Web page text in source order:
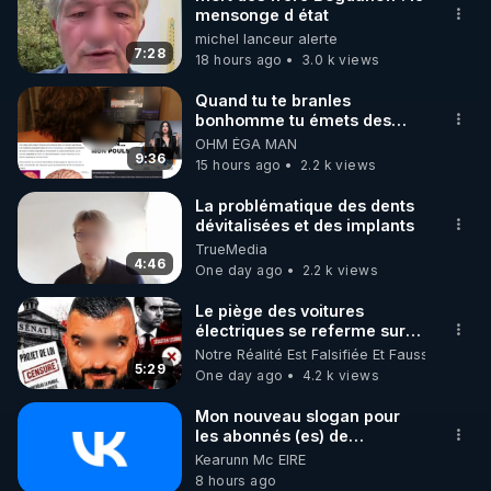
🌱 INSTAGRAM
https://www.instagram.com/rdlr_thierrycasasnovas/
http://rgnr.li/instagram
🌱 LA NEWSLETTER
Pour ne pas rater l’actualité RGNR (stages,
http://rgnr.li/news
🌱 VIDÉOS NON CENSURÉES SUR ODYSEE
Toutes les vidéos Youtube sont aussi sur la
http://rgnr.li/odysee
🌱 LES STAGES EN PRÉSENTIEL
http://rgnr.li/stages
7:28
mensonge d état
michel lanceur alerte
18 hours ago
3.0 k views
9:36
Quand tu te branles
bonhomme tu émets des
ondes ils ont juste omis de
t'expliquer
OHM ÉGA MAN
15 hours ago
2.2 k views
4:46
La problématique des dents
dévitalisées et des implants
TrueMedia
One day ago
2.2 k views
5:29
Le piège des voitures
électriques se referme sur
les usagers !
Notre Réalité Est Falsifiée Et Fausse
One day ago
4.2 k views
Mon nouveau slogan pour
les abonnés (es) de
CrowdBunker : "La gratuité,
c'est pour vous. Le travail,
Kearunn Mc EIRE
8 hours ago